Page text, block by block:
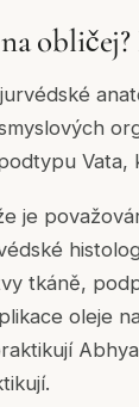
je
tkáně,
oleje